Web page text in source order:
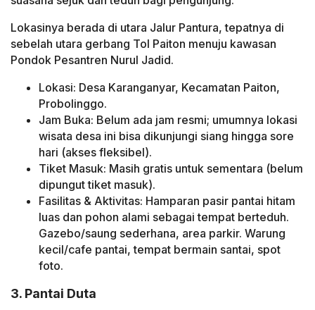
Lokasinya berada di utara Jalur Pantura, tepatnya di
sebelah utara gerbang Tol Paiton menuju kawasan
Pondok Pesantren Nurul Jadid.
Lokasi: Desa Karanganyar, Kecamatan Paiton,
Probolinggo.
Jam Buka: Belum ada jam resmi; umumnya lokasi
wisata desa ini bisa dikunjungi siang hingga sore
hari (akses fleksibel).
Tiket Masuk: Masih gratis untuk sementara (belum
dipungut tiket masuk).
Fasilitas & Aktivitas: Hamparan pasir pantai hitam
luas dan pohon alami sebagai tempat berteduh.
Gazebo/saung sederhana, area parkir. Warung
kecil/cafe pantai, tempat bermain santai, spot
foto.
3. Pantai Duta